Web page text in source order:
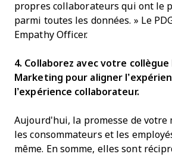
propres collaborateurs qui ont le
parmi toutes les données. » Le
Empathy Officer.
4. Collaborez avec votre
Marketing pour aligner
l’expérience collaborateur.
Aujourd'hui, la promesse de votre
les consommateurs et les
même. En somme, elles sont